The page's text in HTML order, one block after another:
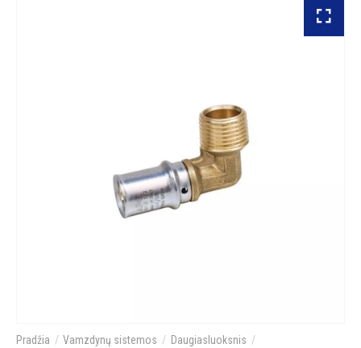
Vamzdynų sistemos Daugiasluoksnis